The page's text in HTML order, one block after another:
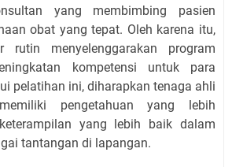
yang membimbing pasien
obat yang tepat. Oleh karena itu,
rutin menyelenggarakan program
kompetensi untuk para
pelatihan ini, diharapkan tenaga ahli
pengetahuan yang lebih
yang lebih baik dalam
tantangan di lapangan.